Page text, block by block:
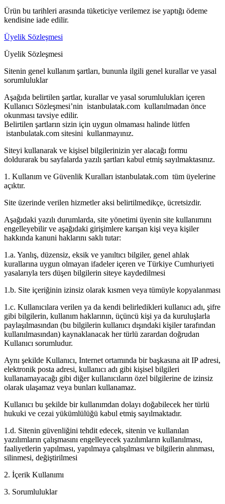
Ürün bu tarihleri arasında tüketiciye verilemez ise yaptığı ödeme
kendisine iade edilir.
Üyelik Sözleşmesi
Üyelik Sözleşmesi
Sitenin genel kullanım şartları, bununla ilgili genel kurallar ve yasal
sorumluluklar
Aşağıda belirtilen şartlar, kurallar ve yasal sorumlulukları içeren
Kullanıcı Sözleşmesi’nin istanbulatak.com kullanılmadan önce
okunması tavsiye edilir.
Belirtilen şartların sizin için uygun olmaması halinde lütfen
istanbulatak.com sitesini kullanmayınız.
Siteyi kullanarak ve kişisel bilgilerinizin yer alacağı formu
doldurarak bu sayfalarda yazılı şartları kabul etmiş sayılmaktasınız.
1. Kullanım ve Güvenlik Kuralları istanbulatak.com tüm üyelerine
açıktır.
Site üzerinde verilen hizmetler aksi belirtilmedikçe, ücretsizdir.
Aşağıdaki yazılı durumlarda, site yönetimi üyenin site kullanımını
engelleyebilir ve aşağıdaki girişimlere karışan kişi veya kişiler
hakkında kanuni haklarını saklı tutar:
1.a. Yanlış, düzensiz, eksik ve yanıltıcı bilgiler, genel ahlak
kurallarına uygun olmayan ifadeler içeren ve Türkiye Cumhuriyeti
yasalarıyla ters düşen bilgilerin siteye kaydedilmesi
1.b. Site içeriğinin izinsiz olarak kısmen veya tümüyle kopyalanması
1.c. Kullanıcılara verilen ya da kendi belirledikleri kullanıcı adı, şifre
gibi bilgilerin, kullanım haklarının, üçüncü kişi ya da kuruluşlarla
paylaşılmasından (bu bilgilerin kullanıcı dışındaki kişiler tarafından
kullanılmasından) kaynaklanacak her türlü zarardan doğrudan
Kullanıcı sorumludur.
Aynı şekilde Kullanıcı, Internet ortamında bir başkasına ait IP adresi,
elektronik posta adresi, kullanıcı adı gibi kişisel bilgileri
kullanamayacağı gibi diğer kullanıcıların özel bilgilerine de izinsiz
olarak ulaşamaz veya bunları kullanamaz.
Kullanıcı bu şekilde bir kullanımdan dolayı doğabilecek her türlü
hukuki ve cezai yükümlülüğü kabul etmiş sayılmaktadır.
1.d. Sitenin güvenliğini tehdit edecek, sitenin ve kullanılan
yazılımların çalışmasını engelleyecek yazılımların kullanılması,
faaliyetlerin yapılması, yapılmaya çalışılması ve bilgilerin alınması,
silinmesi, değiştirilmesi
2. İçerik Kullanımı
3. Sorumluluklar